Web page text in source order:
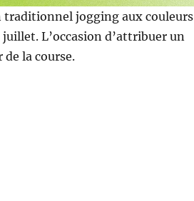
traditionnel jogging aux couleurs
L’occasion d’attribuer un
la course.